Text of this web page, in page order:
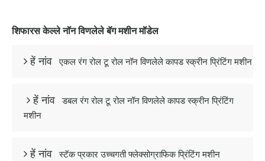
शिफारस केल्ले नॉन विणलेले बॅग मशीन मॉडेल
 हें नांव एकल रंग रोल टू रोल नॉन विणलेले कापड स्क्रीन प्रिंटिंग मशीन
 हें नांव
डबल रंग रोल टू रोल नॉन विणलेले कापड स्क्रीन प्रिंटिंग
मशीन
 हें नांव स्टॅक प्रकार उच्चगती फ्लेक्सोग्राफिक प्रिंटिंग मशीन